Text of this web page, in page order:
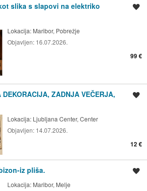
slika s slapovi na elektriko
Lokacija: Maribor, Pobrežje
Objavljen: 16.07.2026.
99 €
ZADNJA VEČERJA,
Lokacija: Ljubljana Center, Center
Objavljen: 14.07.2026.
12 €
iz pliša.
Lokacija: Maribor, Melje